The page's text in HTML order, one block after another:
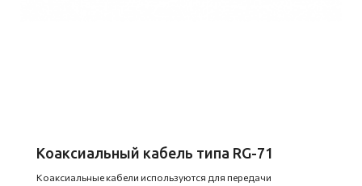
Коаксиальный кабель типа RG-71
Коаксиальные кабели используются для передачи